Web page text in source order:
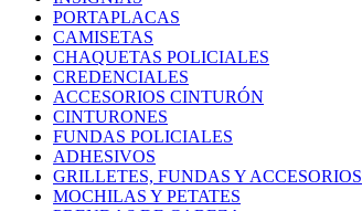
PORTAPLACAS
CAMISETAS
CHAQUETAS POLICIALES
CREDENCIALES
ACCESORIOS CINTURÓN
CINTURONES
FUNDAS POLICIALES
ADHESIVOS
GRILLETES, FUNDAS Y ACCESORIOS
MOCHILAS Y PETATES